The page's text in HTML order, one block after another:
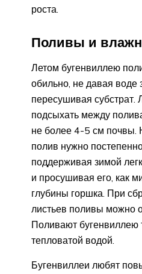
роста.
Поливы и
Летом бугенвиллею
обильно, не давая воде
пересушивая субстрат.
подсыхать между
не более 4-5 см почвы.
полив нужно
поддерживая зимой
и просушивая его, как
глубины горшка. При
листьев поливы можно
Поливают бугенвиллею
тепловатой водой.
Бугенвиллеи любят